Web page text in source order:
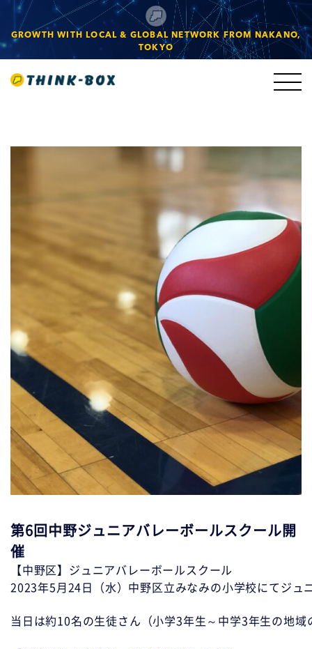
GROWTH WITH LOCAL & GLOBAL NETWORK FROM NAKANO,
TOKYO
第6回中野ジュニアバレーボールスクール開
催
【中野区】ジュニアバレーボールスクール
2023年5月24日（水）中野区立みなみの小学校にてジュ
当日は約10名の生徒さん（小学3年生～中学3年生の地域